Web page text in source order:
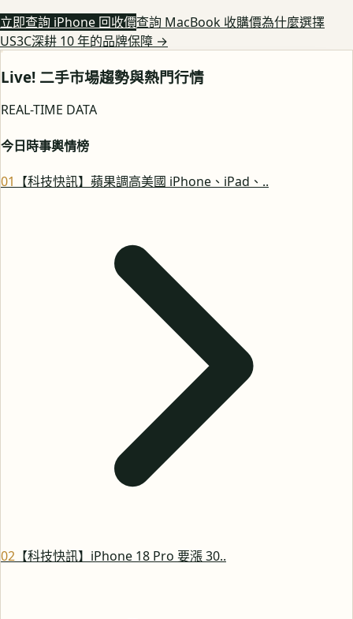
立即查詢 iPhone 回收價查詢 MacBook 收購價為什麼選擇
US3C深耕 10 年的品牌保障 →
Live! 二手市場趨勢與熱門行情
REAL-TIME DATA
今日時事輿情榜
01 【科技快訊】蘋果調高美國 iPhone、iPad、..
02 【科技快訊】iPhone 18 Pro 要漲 30..